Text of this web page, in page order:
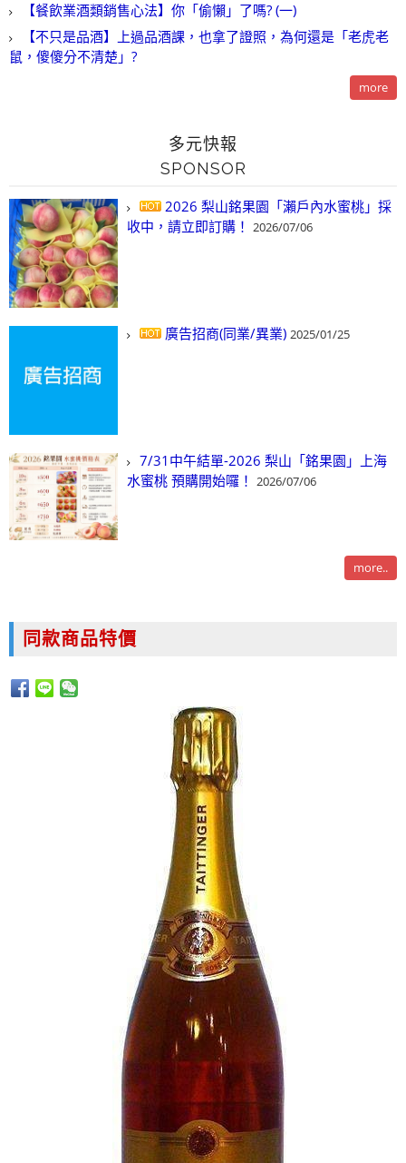
【餐飲業酒類銷售心法】你「偷懶」了嗎? (一)
【不只是品酒】上過品酒課，也拿了證照，為何還是「老虎老
鼠，傻傻分不清楚」?
more
多元快報
SPONSOR
2026 梨山銘果園「瀨戶內水蜜桃」採
收中，請立即訂購！ 2026/07/06
廣告招商(同業/異業) 2025/01/25
7/31中午結單-2026 梨山「銘果園」上海
水蜜桃 預購開始囉！ 2026/07/06
more..
同款商品特價